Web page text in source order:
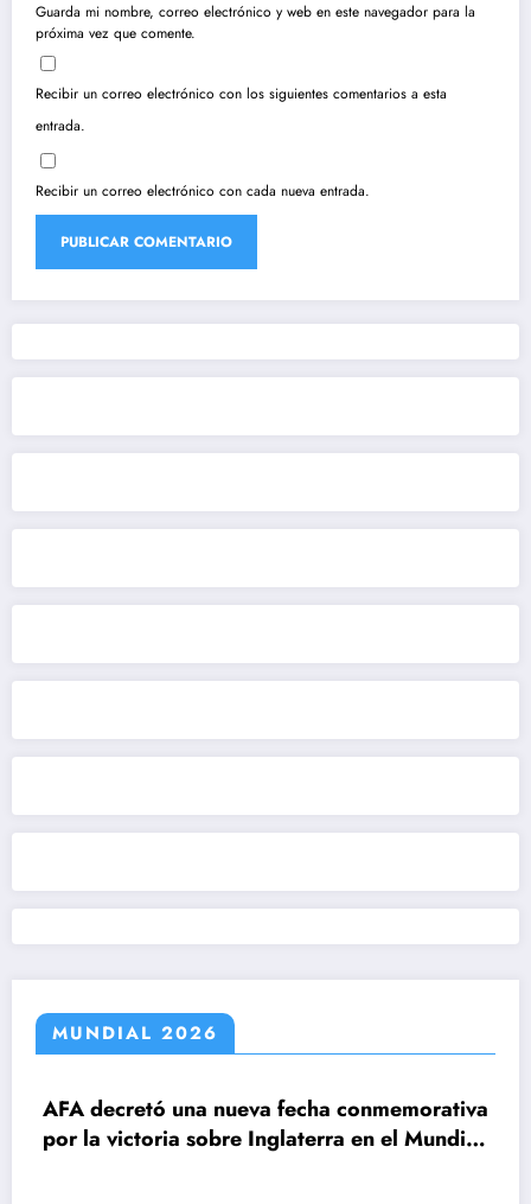
Guarda mi nombre, correo electrónico y web en este navegador para la
próxima vez que comente.
Recibir un correo electrónico con los siguientes comentarios a esta
entrada.
Recibir un correo electrónico con cada nueva entrada.
MUNDIAL 2026
una nueva fecha conmemorativa
sobre Inglaterra en el Mundial